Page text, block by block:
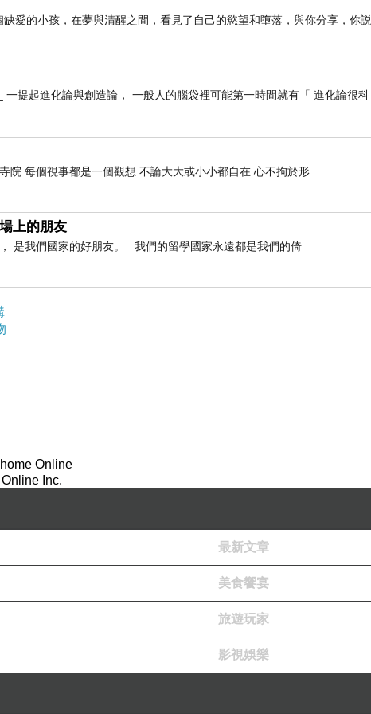
愛的小孩，在夢與清醒之間，看見了自己的慾望和墮落，與你分享，你説
提起進化論與創造論， 一般人的腦袋裡可能第一時間就有「 進化論很科
院 每個視事都是一個觀想 不論大大或小小都自在 心不拘於形
上的朋友
是我們國家的好朋友。 我們的留學國家永遠都是我們的倚
Online
Inc.
最新文章
美食饗宴
旅遊玩家
影視娛樂